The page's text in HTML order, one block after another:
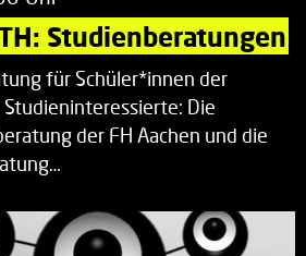
Studienberatungen
für Schüler*innen der
Die
der FH Aachen und die